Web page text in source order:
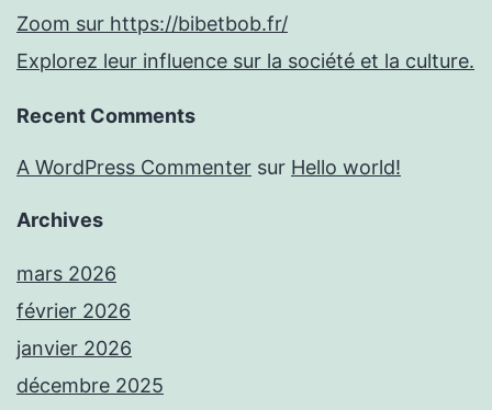
Zoom sur https://bibetbob.fr/
Explorez leur influence sur la société et la culture.
Recent Comments
A WordPress Commenter sur Hello world!
Archives
mars 2026
février 2026
janvier 2026
décembre 2025